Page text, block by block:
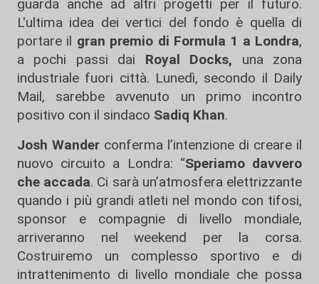
guarda anche ad altri progetti per il futuro.
L'ultima idea dei vertici del fondo è quella di
portare il gran premio di Formula 1 a Londra,
a pochi passi dai Royal Docks, una zona
industriale fuori città. Lunedì, secondo il Daily
Mail, sarebbe avvenuto un primo incontro
positivo con il sindaco Sadiq Khan.
Josh Wander conferma l’intenzione di creare il
nuovo circuito a Londra: “Speriamo davvero
che accada. Ci sarà un’atmosfera elettrizzante
quando i più grandi atleti nel mondo con tifosi,
sponsor e compagnie di livello mondiale,
arriveranno nel weekend per la corsa.
Costruiremo un complesso sportivo e di
intrattenimento di livello mondiale che possa